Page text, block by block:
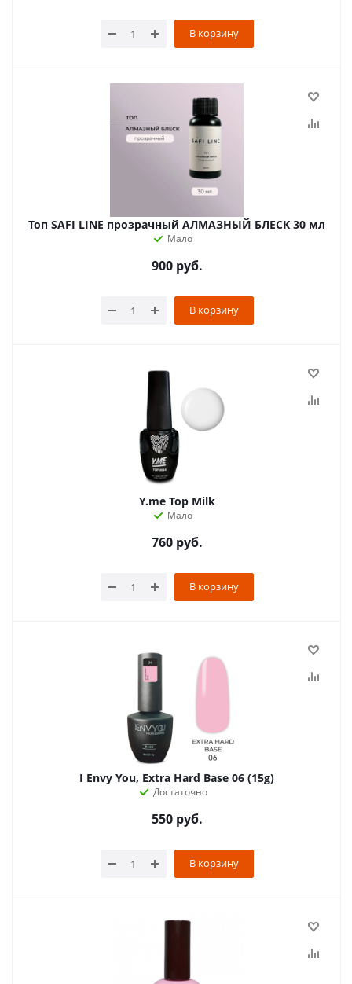
В корзину
Топ SAFI LINE прозрачный АЛМАЗНЫЙ БЛЕСК 30 мл
Мало
900руб.
В корзину
Y.me Top Milk
Мало
760руб.
В корзину
I Envy You, Extra Hard Base 06 (15g)
Достаточно
550руб.
В корзину